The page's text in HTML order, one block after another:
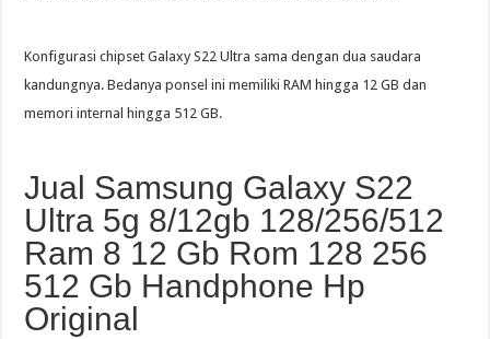
Konfigurasi chipset Galaxy S22 Ultra sama dengan dua saudara
kandungnya. Bedanya ponsel ini memiliki RAM hingga 12 GB dan
memori internal hingga 512 GB.
Jual Samsung Galaxy S22
Ultra 5g 8/12gb 128/256/512
Ram 8 12 Gb Rom 128 256
512 Gb Handphone Hp
Original